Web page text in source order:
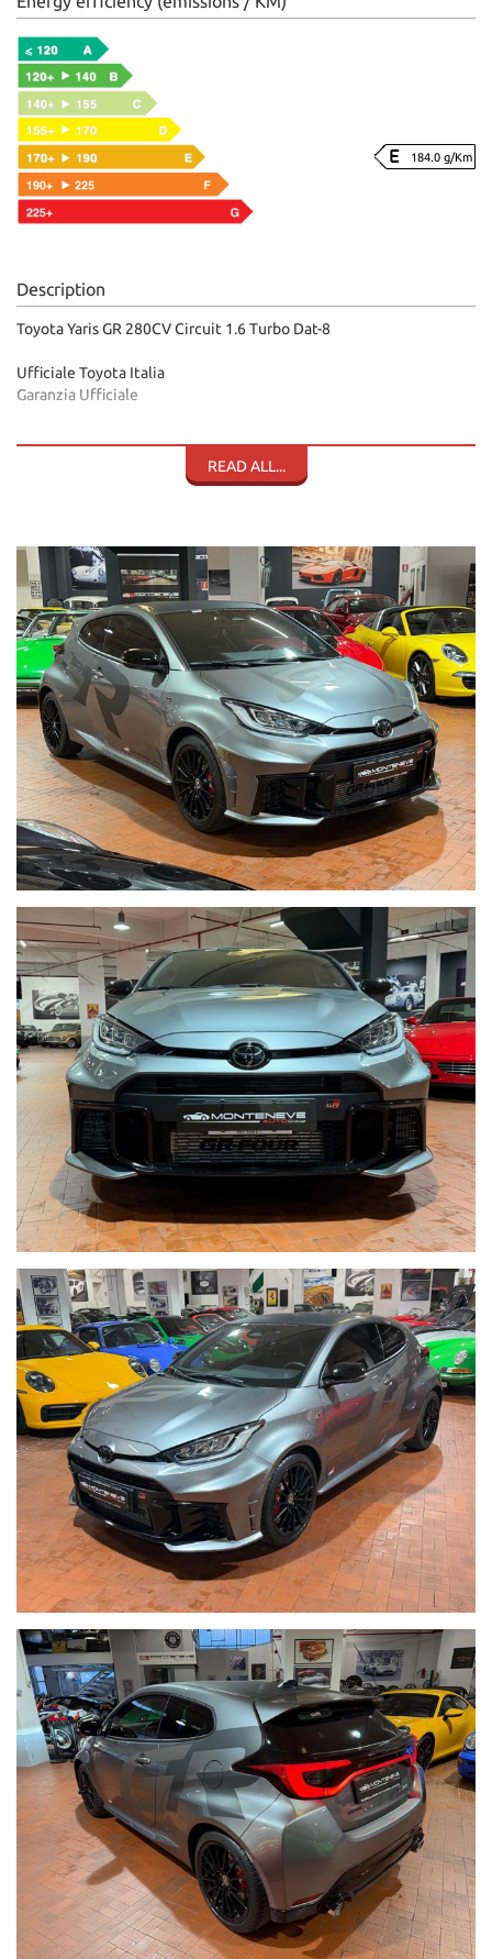
184.0 g/Km
Description
Toyota Yaris GR 280CV Circuit 1.6 Turbo Dat-8
Ufficiale Toyota Italia
Garanzia Ufficiale
• Toyota Drive Assist
• Cruise Control
• Cambio Automatico e sequenziale 8 Marce
• Navigatore
• Apple Car Play
• Trazione integrale Gr-Four
• Bluetooth
• Settaggi Normal/Gravel/Track
• Sensori parcheggio
• Telecamere
• Tetto Carbonio
• Adesivi GR removibili
• Tagliandata
• Pellicola PPF
Visibile presso la nostra sede di via A.De Viti de Marco 48 Roma
Riceviamo su appuntamento
Per informazioni contatto diretto:
Federico Anversa cell./ Whatsapp 0039 3939487504
Tommaso Costantini cell. / Whatsapp 0039 3887401695
Telefono ufficio 0039 06.83779867 - 0039 06.39915336
PER MAGGIORI FOTO VISITA: www.Montenevegroup.it
We speak english-Wir sprechen deutsch
Seguici su Facebook diventa fan:
https://www.facebook.com/Montenevesupercar&vintage
https://www.facebook.com/Montenevegroup
_____VUOI VENDERE LA TUA AUTO_____
ACQUISTIAMO LA VOSTRA AUTO PAGAMENTO IMMEDIATO
TRAMITE BONIFICO BANCARIO IMMEDIATO DOPO VISIONE E
PROVA
_____CONTO VENDITA ED ASSISTENZA ALLA VENDITA_____
SE VOLETE VENDERE LA VOSTRA AUTO SENZA DOVERVI
OCCUPARE DI TRATTATIVE E PAGAMENTI POSSIAMO
OCCUPARCENE NOI, METTIAMO A DISPOSIZIONE LA NOSTRA
SERIETA' E COMPETENZA,CUSTODIAMO LA VOSTRA VETTURA
NEL NOSTRO SHOWROOM,VALUTIAMO LE OFFERTE
PERVENUTECI E VI INFORMIAMO IN TEMPO REALE CERCANDO
SEMPRE DI TENERE CONTO DELLE VOSTRE ESIGENZE
READ ALL...